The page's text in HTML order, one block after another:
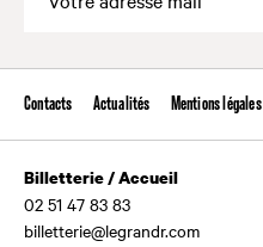
Contacts Actualités Mentions légales
Billetterie / Accueil
02 51 47 83 83
billetterie@legrandr.com